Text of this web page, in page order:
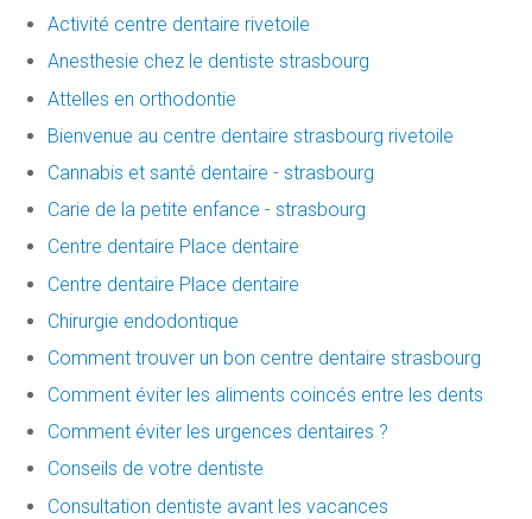
Activité centre dentaire rivetoile
Anesthesie chez le dentiste strasbourg
Attelles en orthodontie
Bienvenue au centre dentaire strasbourg rivetoile
Cannabis et santé dentaire - strasbourg
Carie de la petite enfance - strasbourg
Centre dentaire Place dentaire
Centre dentaire Place dentaire
Chirurgie endodontique
Comment trouver un bon centre dentaire strasbourg
Comment éviter les aliments coincés entre les dents
Comment éviter les urgences dentaires ?
Conseils de votre dentiste
Consultation dentiste avant les vacances